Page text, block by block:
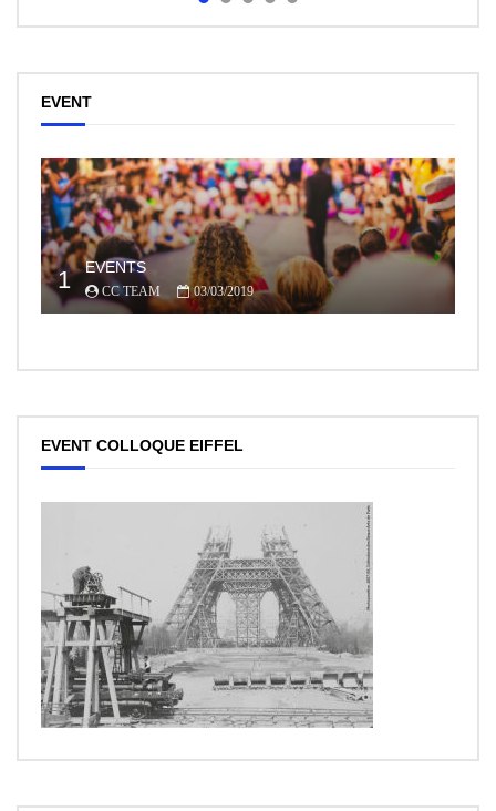
EVENT
1 EVENTS
CC TEAM 03/03/2019
EVENT COLLOQUE EIFFEL